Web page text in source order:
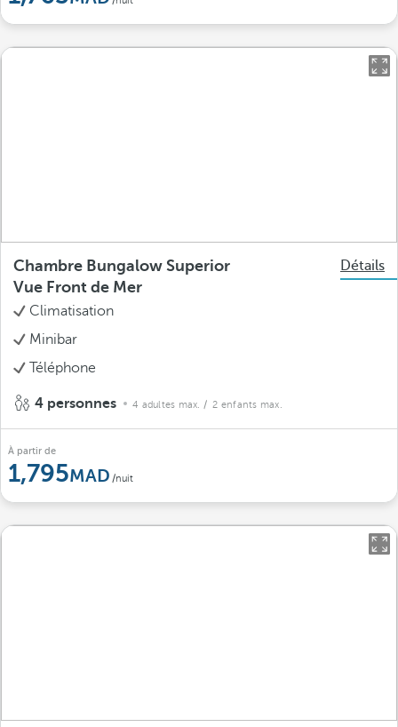
Chambre Bungalow Superior
Vue Front de Mer
Détails
Climatisation
Minibar
Téléphone
4 personnes 4 adultes max. / 2 enfants max.
À partir de
1,795 /nuit